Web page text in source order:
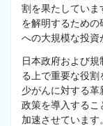
割を果たしていま
を解明するため
への大規模な投資
日本政府および
る上で重要な役
少がんに対する革
政策を導入するこ
加速させていま